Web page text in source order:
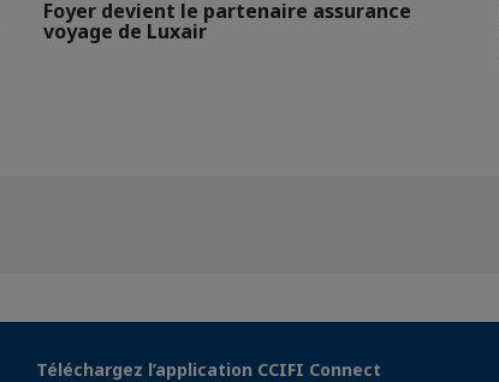
Foyer devient le partenaire assurance
voyage de Luxair
Téléchargez l’application CCIFI Connect